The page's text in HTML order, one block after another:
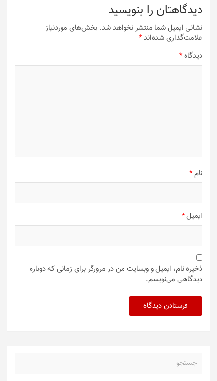
دیدگاهتان را بنویسید
نشانی ایمیل شما منتشر نخواهد شد. بخش‌های موردنیاز
علامت‌گذاری شده‌اند*
دیدگاه*
نام*
ایمیل*
ذخیره نام، ایمیل و وبسایت من در مرورگر برای زمانی که دوباره
دیدگاهی می‌نویسم.